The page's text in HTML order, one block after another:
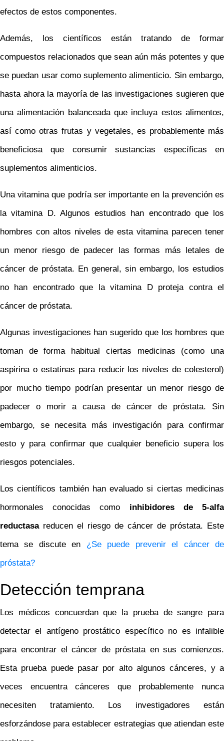
efectos de estos componentes.
Además, los científicos están tratando de formar
compuestos relacionados que sean aún más potentes y que
se puedan usar como suplemento alimenticio. Sin embargo,
hasta ahora la mayoría de las investigaciones sugieren que
una alimentación balanceada que incluya estos alimentos,
así como otras frutas y vegetales, es probablemente más
beneficiosa que consumir sustancias específicas en
suplementos alimenticios.
Una vitamina que podría ser importante en la prevención es
la vitamina D. Algunos estudios han encontrado que los
hombres con altos niveles de esta vitamina parecen tener
un menor riesgo de padecer las formas más letales de
cáncer de próstata. En general, sin embargo, los estudios
no han encontrado que la vitamina D proteja contra el
cáncer de próstata.
Algunas investigaciones han sugerido que los hombres que
toman de forma habitual ciertas medicinas (como una
aspirina o estatinas para reducir los niveles de colesterol)
por mucho tiempo podrían presentar un menor riesgo de
padecer o morir a causa de cáncer de próstata. Sin
embargo, se necesita más investigación para confirmar
esto y para confirmar que cualquier beneficio supera los
riesgos potenciales.
Los científicos también han evaluado si ciertas medicinas
hormonales conocidas como inhibidores de 5-alfa
reductasareducen el riesgo de cáncer de próstata. Este
tema se discute en ¿Se puede prevenir el cáncer de
próstata?
Detección temprana
Los médicos concuerdan que la prueba de sangre para
detectar el antígeno prostático específico no es infalible
para encontrar el cáncer de próstata en sus comienzos.
Esta prueba puede pasar por alto algunos cánceres, y a
veces encuentra cánceres que probablemente nunca
necesiten tratamiento. Los investigadores están
esforzándose para establecer estrategias que atiendan este